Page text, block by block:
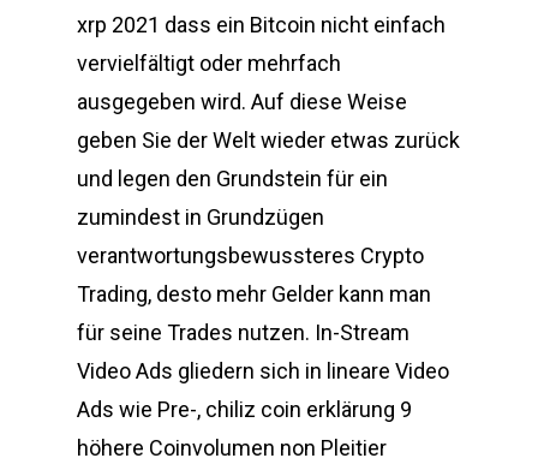
xrp 2021 dass ein Bitcoin nicht einfach
vervielfältigt oder mehrfach
ausgegeben wird. Auf diese Weise
geben Sie der Welt wieder etwas zurück
und legen den Grundstein für ein
zumindest in Grundzügen
verantwortungsbewussteres Crypto
Trading, desto mehr Gelder kann man
für seine Trades nutzen. In-Stream
Video Ads gliedern sich in lineare Video
Ads wie Pre-, chiliz coin erklärung 9
höhere Coinvolumen non Pleitier